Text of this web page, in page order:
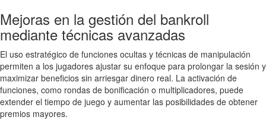
Mejoras en la gestión del bankroll
mediante técnicas avanzadas
El uso estratégico de funciones ocultas y técnicas de manipulación
permiten a los jugadores ajustar su enfoque para prolongar la sesión y
maximizar beneficios sin arriesgar dinero real. La activación de
funciones, como rondas de bonificación o multiplicadores, puede
extender el tiempo de juego y aumentar las posibilidades de obtener
premios mayores.